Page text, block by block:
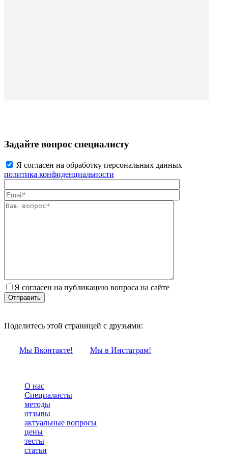
Задайте вопрос специалисту
Я согласен на обработку персональных данных
политика конфиденциальности
Я согласен на публикацию вопроса на сайте
Поделитесь этой страницей с друзьями:
Мы Вконтакте! Мы в Инстаграм!
О нас
Специалисты
методы
отзывы
актуальные вопросы
цены
тесты
статьи